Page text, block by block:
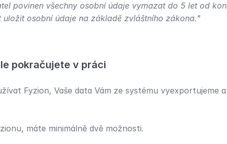
povinen všechny osobní údaje vymazat do 5 let od
osobní údaje na základě zvláštního zákona."
pokračujete v práci
Fyzion, Vaše data Vám ze systému vyexportujeme
máte minimálně dvě možnosti.